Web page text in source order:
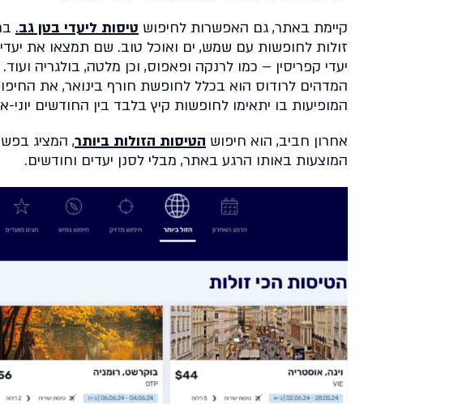
קיימת באתר, גם האפשרות לחיפוש טיסות ליעדי בטן גב.
זולות לחופשות עם שמש, ים ואוכל טוב. שם תמצאו את יעדי
יעדי קפריסין – כמו לרנקה ופאפוס, וכן מלטה, בולגריה
המדהים לרודוס הוא בכלל לחופשת חורף בינואר, את
המופיעות בו יתאימו לחופשות קיץ בלבד בין החודשים יוני-
אחרון חביב, הוא חיפוש הטיסות הזולות ביותר, המציג
המוצעות באותו הרגע באתר, מבלי לסנן יעדים וחודשים.